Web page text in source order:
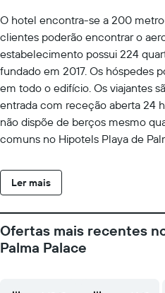
O hotel encontra-se a 200
clientes poderão encontrar o
estabelecimento possui 224
fundado em 2017. Os hóspedes
em todo o edifício. Os viajantes
entrada com receção aberta 24
não dispõe de berços mesmo
comuns no Hipotels Playa de
deixar o seu veículo no
alojamento foi premiado com a
alojamento serão capazes de se
Reserva-se o direito ao Hipotels
Ler mais
Ofertas mais recentes
Palma Palace